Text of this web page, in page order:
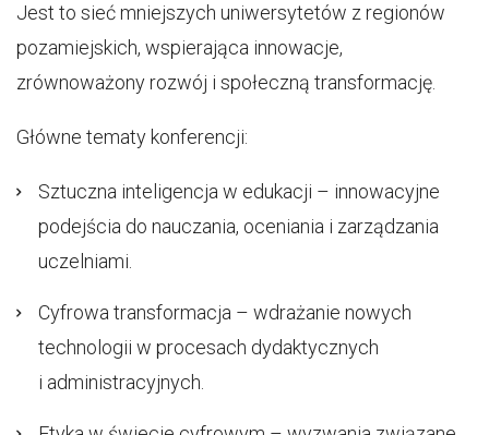
Jest to sieć mniejszych uniwersytetów z regionów
pozamiejskich, wspierająca innowacje,
zrównoważony rozwój i społeczną transformację.
Główne tematy konferencji:
Sztuczna inteligencja w edukacji – innowacyjne
podejścia do nauczania, oceniania i zarządzania
uczelniami.
Cyfrowa transformacja – wdrażanie nowych
technologii w procesach dydaktycznych
i administracyjnych.